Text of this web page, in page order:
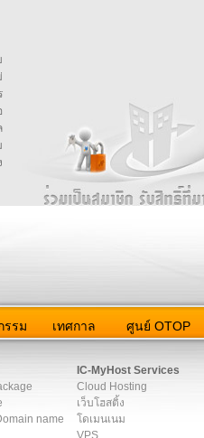
รรม เทศกาล ศูนย์ OTOP
name
IC-MyHost Services
Cloud Hosting
เว็บโฮสติ้ง
โดเมนเนม
VPS